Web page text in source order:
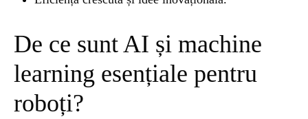
De ce sunt AI și machine
learning esențiale pentru
roboți?
BLOG 2 years ago
poti debloca
ȘTIINȚA 1 year ago
Ai simțit vreodată deja-vu? Află de ce se
întâmplă